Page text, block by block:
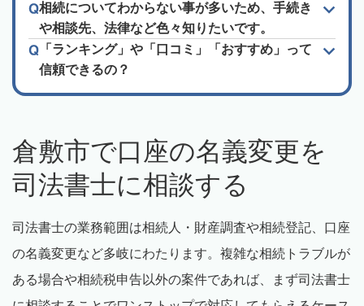
相続についてわからない事が多いため、手続き
や相談先、法律など色々知りたいです。
「ランキング」や「口コミ」「おすすめ」って
信頼できるの？
倉敷市で口座の名義変更を
司法書士に相談する
司法書士の業務範囲は相続人・財産調査や相続登記、口座
の名義変更など多岐にわたります。複雑な相続トラブルが
ある場合や相続税申告以外の案件であれば、まず司法書士